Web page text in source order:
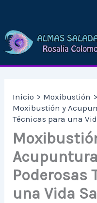
contenido
Inicio
Moxibustión
Moxibustión y
Técnicas para una
Poderosas
una Vida